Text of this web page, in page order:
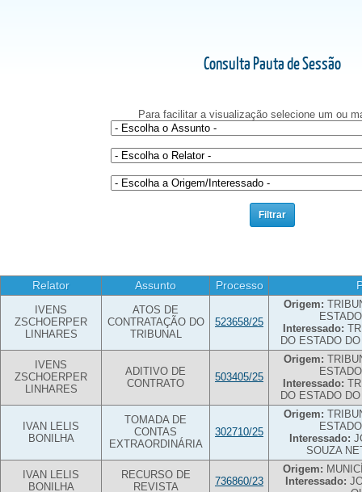
Consulta Pauta de Sessão
Para facilitar a visualização selecione um ou
Relator Assunto Processo
IVENS
ZSCHOERPER
LINHARES
ATOS DE
CONTRATAÇÃO DO
TRIBUNAL
523658/25
Origem:
Interessado:
DO ESTADO
IVENS
ZSCHOERPER
LINHARES
ADITIVO DE
CONTRATO
503405/25
Origem:
Interessado:
DO ESTADO
IVAN LELIS
BONILHA
TOMADA DE
CONTAS
EXTRAORDINÁRIA
302710/25
Origem:
Interessado:
SOUZA
IVAN LELIS
BONILHA
RECURSO DE
REVISTA
736860/23
Origem:
Interessado: